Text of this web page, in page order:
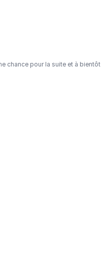
chance pour la suite et à bientôt